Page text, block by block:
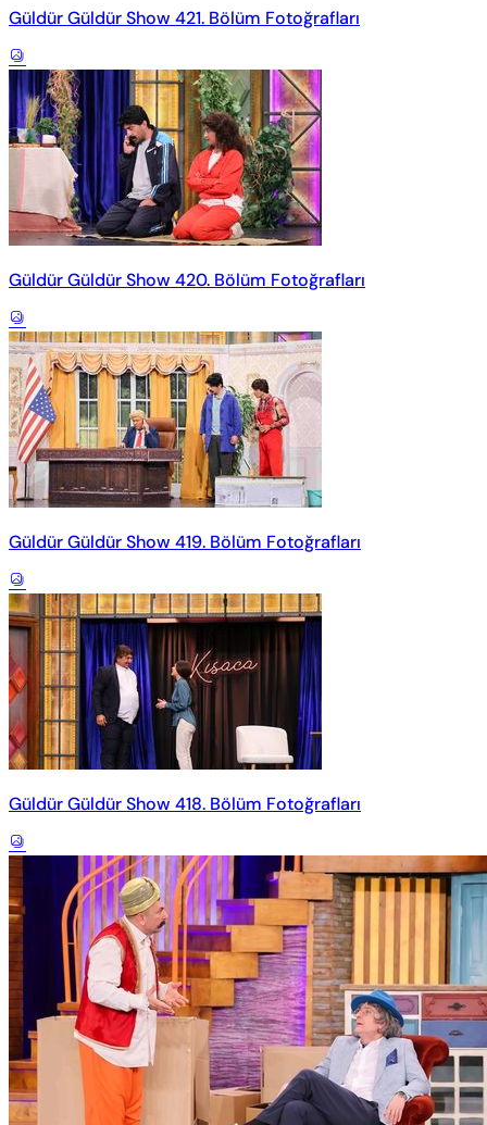
Güldür Güldür Show 421. Bölüm Fotoğrafları
Güldür Güldür Show 420. Bölüm Fotoğrafları
Güldür Güldür Show 419. Bölüm Fotoğrafları
Güldür Güldür Show 418. Bölüm Fotoğrafları